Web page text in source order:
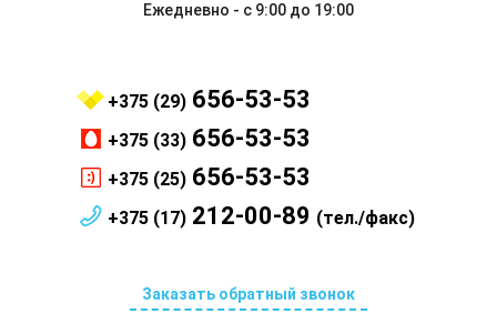
Ежедневно - с 9:00 до 19:00
+375 (29) 656-53-53
+375 (33) 656-53-53
+375 (25) 656-53-53
+375 (17) 212-00-89 (тел./факс)
Заказать обратный звонок